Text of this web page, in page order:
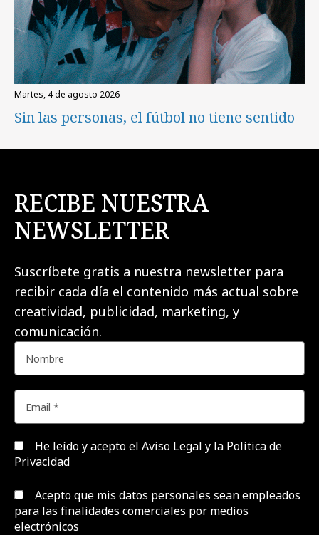
martes, 4 de agosto 2026
Sin las personas, el fútbol no tiene sentido
RECIBE NUESTRA
NEWSLETTER
Suscríbete gratis a nuestra newsletter para
recibir cada día el contenido más actual sobre
creatividad, publicidad, marketing, y
comunicación.
He leído y acepto el Aviso Legal y la Política de
Privacidad
Acepto que mis datos personales sean empleados
para las finalidades comerciales por medios
electrónicos